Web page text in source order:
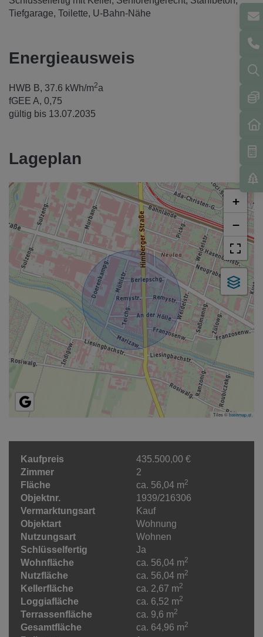
Tiefgarage Toilette U-Bahn-Nähe
Energieausweis
HWB B, 37.6 kWh/m2a
fGEE A, 0,75
gültig bis 13.07.2035
Lageplan
+
−
Tiles ©basemap.at
Kaufpreis
435.500,00 €
Zimmer
2
Fläche
ca. 56,04 m2
Objektnr.
1939/216306
Vermarktungsart
Kauf
Objektart
Wohnung
Nutzungsart
Wohnen
Schlüsselfertig
Ja
Wohnfläche
ca. 56,04 m2
Nutzfläche ca. 56,04 m2
Kellerfläche ca. 2,67 m2
Loggiafläche ca. 6,52 m2
Terrassenfläche ca. 9,6 m2
Gesamtfläche ca. 64,96 m2